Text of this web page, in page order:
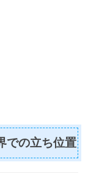
での立ち位置